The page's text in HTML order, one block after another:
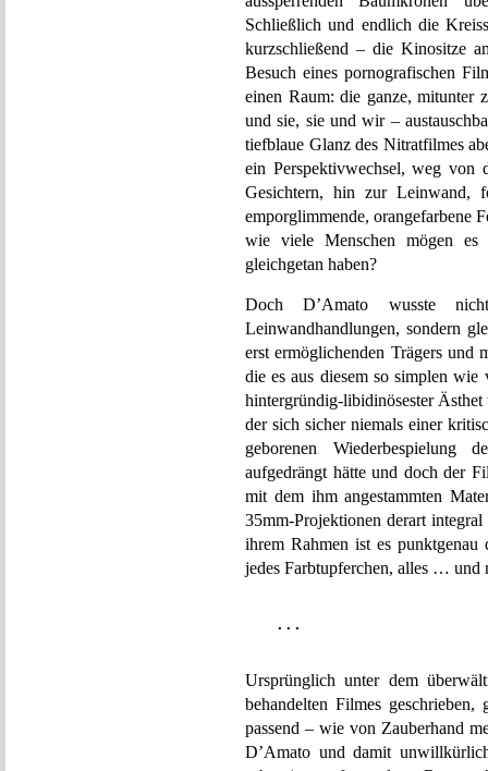
Schließlich und endlich die
kurzschließend – die Kinositze
Besuch eines pornografischen
einen Raum: die ganze, mitunter
und sie, sie und wir –
tiefblaue Glanz des Nitratfilmes
ein Perspektivwechsel, weg von
Gesichtern, hin zur Leinwand,
emporglimmende, orangefarbene
wie viele Menschen mögen
gleichgetan haben?
Doch D’Amato wusste
Leinwandhandlungen, sondern
erst ermöglichenden Trägers und
die es aus diesem so simplen
hintergründig-libidinösester Ästhet
der sich sicher niemals einer
geborenen
aufgedrängt hätte und doch der
mit dem ihm angestammten
35mm-Projektionen derart
ihrem Rahmen ist es
jedes Farbtupferchen, alles … und
. . .
Ursprünglich unter dem
behandelten Filmes
passend – wie von Zauberhand
D’Amato und damit